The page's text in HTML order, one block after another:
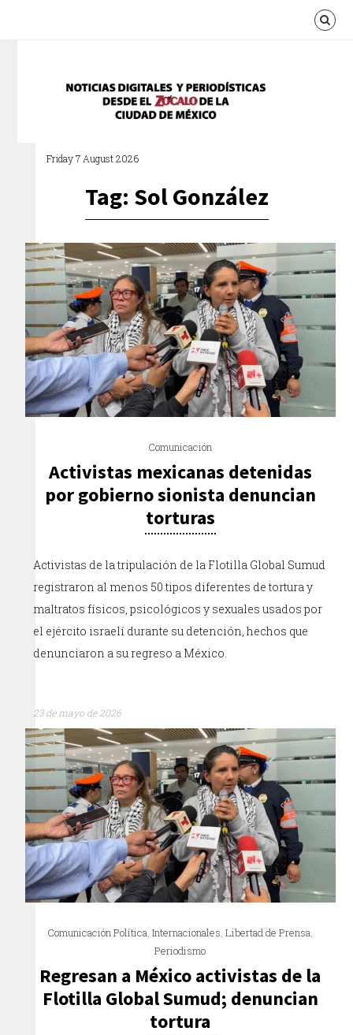
Friday 7 August 2026
Tag: Sol González
Comunicación
Activistas mexicanas detenidas
por gobierno sionista denuncian
torturas
Activistas de la tripulación de la Flotilla Global Sumud
registraron al menos 50 tipos diferentes de tortura y
maltratos físicos, psicológicos y sexuales usados por
el ejército israelí durante su detención, hechos que
denunciaron a su regreso a México.
23 de mayo de 2026
Comunicación Política,Internacionales,Libertad de Prensa,
Periodismo
Regresan a México activistas de la
Flotilla Global Sumud; denuncian
tortura